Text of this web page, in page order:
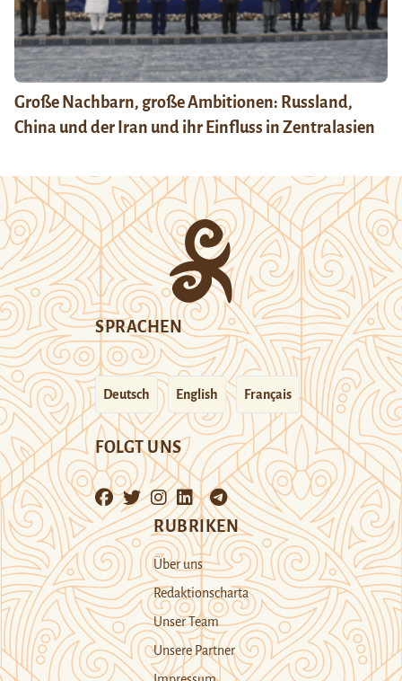
Große Nachbarn, große Ambitionen: Russland,
China und der Iran und ihr Einfluss in Zentralasien
SPRACHEN
Deutsch English Français
FOLGT UNS
RUBRIKEN
Über uns
Redaktionscharta
Unser Team
Unsere Partner